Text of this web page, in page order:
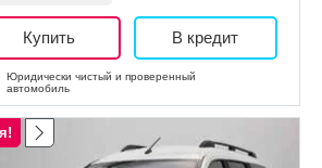
Купить В кредит
Юридически чистый и проверенный
автомобиль